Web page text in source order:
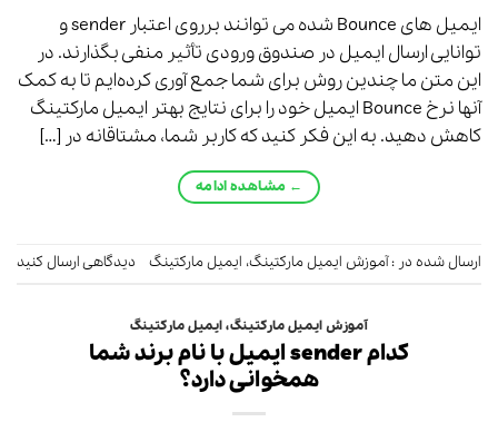
ایمیل های Bounce شده می توانند برروی اعتبار sender و
توانایی ارسال ایمیل در صندوق ورودی تأثیر منفی بگذارند. در
این متن ما چندین روش برای شما جمع آوری کرده‌ایم تا به کمک
آنها نرخ Bounce ایمیل خود را برای نتایج بهتر ایمیل مارکتینگ
کاهش دهید. به این فکر کنید که کاربر شما، مشتاقانه در […]
← مشاهده ادامه
ارسال شده در :آموزش ایمیل مارکتینگ، ایمیل مارکتینگ دیدگاهی ارسال کنید
آموزش ایمیل مارکتینگ،ایمیل مارکتینگ
کدام sender ایمیل با نام برند شما
همخوانی دارد؟